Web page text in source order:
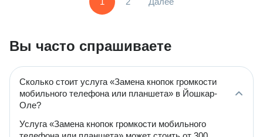
Вы часто спрашиваете
Сколько стоит услуга «Замена кнопок громкости
мобильного телефона или планшета» в Йошкар-
Оле?
Услуга «Замена кнопок громкости мобильного